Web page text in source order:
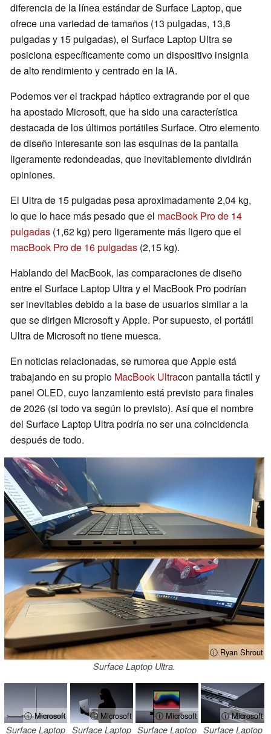
diferencia de la línea estándar de Surface Laptop, que
ofrece una variedad de tamaños (13 pulgadas, 13,8
pulgadas y 15 pulgadas), el Surface Laptop Ultra se
posiciona específicamente como un dispositivo insignia
de alto rendimiento y centrado en la IA.
Podemos ver el trackpad háptico extragrande por el que
ha apostado Microsoft, que ha sido una característica
destacada de los últimos portátiles Surface. Otro elemento
de diseño interesante son las esquinas de la pantalla
ligeramente redondeadas, que inevitablemente dividirán
opiniones.
El Ultra de 15 pulgadas pesa aproximadamente 2,04 kg,
lo que lo hace más pesado que el macBook Pro de 14
pulgadas (1,62 kg) pero ligeramente más ligero que el
macBook Pro de 16 pulgadas (2,15 kg).
Hablando del MacBook, las comparaciones de diseño
entre el Surface Laptop Ultra y el MacBook Pro podrían
ser inevitables debido a la base de usuarios similar a la
que se dirigen Microsoft y Apple. Por supuesto, el portátil
Ultra de Microsoft no tiene muesca.
En noticias relacionadas, se rumorea que Apple está
trabajando en su propio MacBook Ultracon pantalla táctil y
panel OLED, cuyo lanzamiento está previsto para finales
de 2026 (si todo va según lo previsto). Así que el nombre
del Surface Laptop Ultra podría no ser una coincidencia
después de todo.
ⓘ Ryan Shrout
Surface Laptop Ultra.
ⓘ Microsoft
Surface Laptop
ⓘ Microsoft
Surface Laptop
ⓘ Microsoft
Surface Laptop
ⓘ Microsoft
Surface Laptop